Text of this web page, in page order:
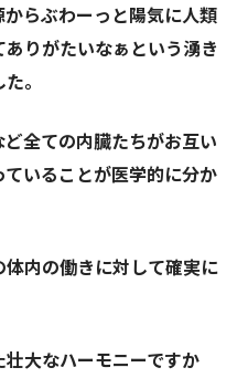
らぶわーっと陽気に人類
りがたいなぁという湧き
。
全ての内臓たちがお互い
いることが医学的に分か
内の働きに対して確実に
大なハーモニーですか